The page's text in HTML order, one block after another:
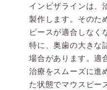
インビザラインは、
製作します。そのた
ピースが適合しなく
特に、奥歯の大きな
場合があります。適
治療をスムーズに進
た状態でマウスピー